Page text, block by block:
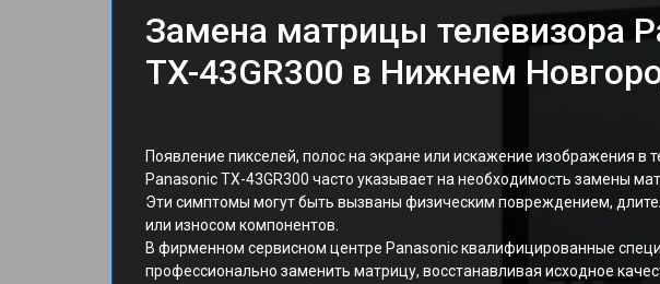
Замена матрицы телевизора
TX-43GR300 в Нижнем
Появление пикселей, полос на экране или искажение изображения в
Panasonic TX-43GR300 часто указывает на необходимость замены
Эти симптомы могут быть вызваны физическим повреждением,
или износом компонентов.
В фирменном сервисном центре Panasonic квалифицированные
профессионально заменить матрицу, восстанавливая исходное